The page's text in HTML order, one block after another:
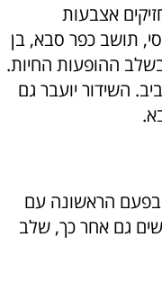
אצבעות
תושב כפר סבא, בן
בשלב ההופעות החיות.
השידור יועבר גם
בפעם הראשונה עם
גם אחר כך, שלב